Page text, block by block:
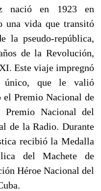
nació en 1923 en
una vida que transitó
la pseudo-república,
de la Revolución,
Este viaje impregnó
que le valió
el Premio Nacional de
Nacional del
de la Radio. Durante
recibió la Medalla
del Machete de
Héroe Nacional del